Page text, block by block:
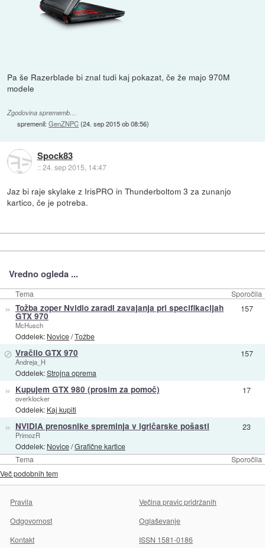
Pa še Razerblade bi znal tudi kaj pokazat, če že majo 970M
modele
Zgodovina sprememb…
spremenil:GenZNPC(24. sep 2015 ob 08:56)
Spock83
::24. sep 2015, 14:47
Jaz bi raje skylake z IrisPRO in Thunderboltom 3 za zunanjo
kartico, če je potreba.
Vredno ogleda ...
Tema Sporočila
Tema Sporočila
» Tožba zoper Nvidio zaradi zavajanja pri specifikacijah
GTX 970
McHusch
Oddelek: Novice/Tožbe
157
⊘ Vračilo GTX 970
Andreja_H
Oddelek:Strojna oprema
157
» Kupujem GTX 980 (prosim za pomoč)
overklocker
Oddelek: Kaj kupiti
17
» NVIDIA prenosnike spreminja v igričarske pošasti
PrimozR
Oddelek: Novice/Grafične kartice
23
Več podobnih tem
Pravila
Večina pravic pridržanih
Odgovornost
Oglaševanje
Kontakt
ISSN 1581-0186